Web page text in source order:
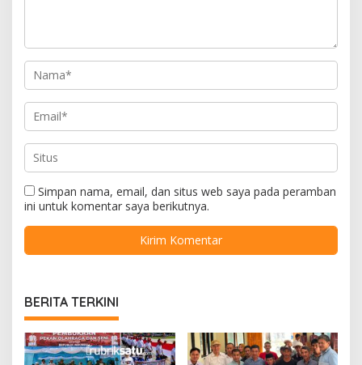
Simpan nama, email, dan situs web saya pada peramban
ini untuk komentar saya berikutnya.
BERITA TERKINI